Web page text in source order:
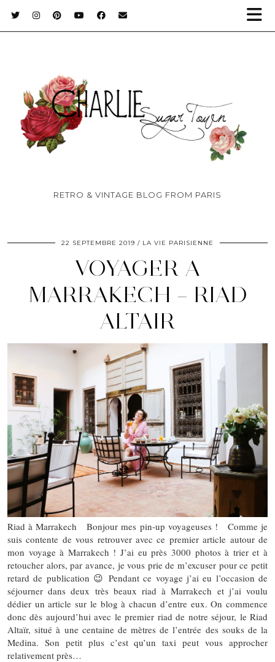
RETRO & VINTAGE BLOG FROM PARIS
22 SEPTEMBRE 2019 LA VIE PARISIENNE
VOYAGER A
MARRAKECH – RIAD
ALTAIR
Riad à Marrakech Bonjour mes pin-up voyageuses ! Comme je
suis contente de vous retrouver avec ce premier article autour de
mon voyage à Marrakech ! J’ai eu près 3000 photos à trier et à
retoucher alors, par avance, je vous prie de m’excuser pour ce petit
retard de publication 😉 Pendant ce voyage j’ai eu l’occasion de
séjourner dans deux très beaux riad à Marrakech et j’ai voulu
dédier un article sur le blog à chacun d’entre eux. On commence
donc dès aujourd’hui avec le premier riad de notre séjour, le Riad
Altaïr, situé à une centaine de mètres de l’entrée des souks de la
Medina. Son petit plus c’est qu’un taxi peut vous approcher
relativement près…